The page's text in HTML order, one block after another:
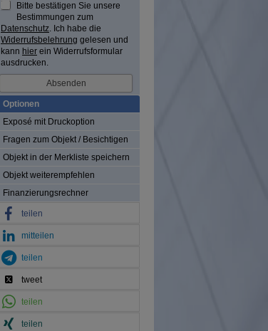
Bitte bestätigen Sie unsere
Bestimmungen zum
Datenschutz. Ich habe die
Widerrufsbelehrung gelesen und
kann hier ein Widerrufsformular
ausdrucken.
Optionen
Exposé mit Druckoption
Fragen zum Objekt / Besichtigen
Objekt in der Merkliste speichern
Objekt weiterempfehlen
Finanzierungsrechner
teilen
mitteilen
teilen
tweet
teilen
teilen